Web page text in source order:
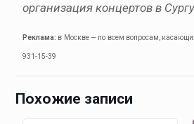
организация концертов в
Реклама: в Москве — по всем вопросам,
931-15-39
Похожие записи